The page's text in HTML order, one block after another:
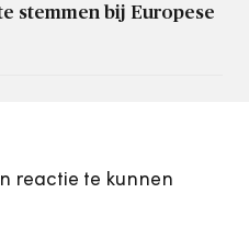
stemmen bij Europese
reactie te kunnen